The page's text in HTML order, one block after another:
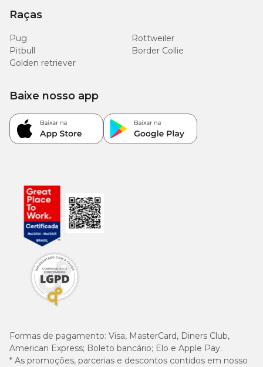
Raças
Pug
Rottweiler
Pitbull
Border Collie
Golden retriever
Formas de pagamento: Visa, MasterCard, Diners Club,
American Express; Boleto bancário; Elo e Apple Pay.
* As promoções, parcerias e descontos contidos em nosso
Baixe nosso app